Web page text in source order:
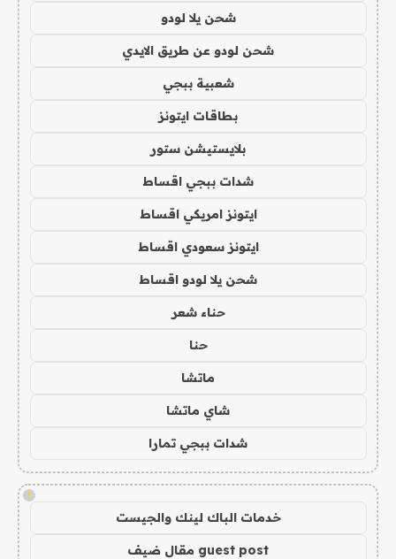
شحن يلا لودو
شحن لودو عن طريق الايدي
شعبية ببجي
بطاقات ايتونز
بلايستيشن ستور
شدات ببجي اقساط
ايتونز امريكي اقساط
ايتونز سعودي اقساط
شحن يلا لودو اقساط
حناء شعر
حنا
ماتشا
شاي ماتشا
شدات ببجي تمارا
!
خدمات الباك لينك والجيست
guest post مقال ضيف